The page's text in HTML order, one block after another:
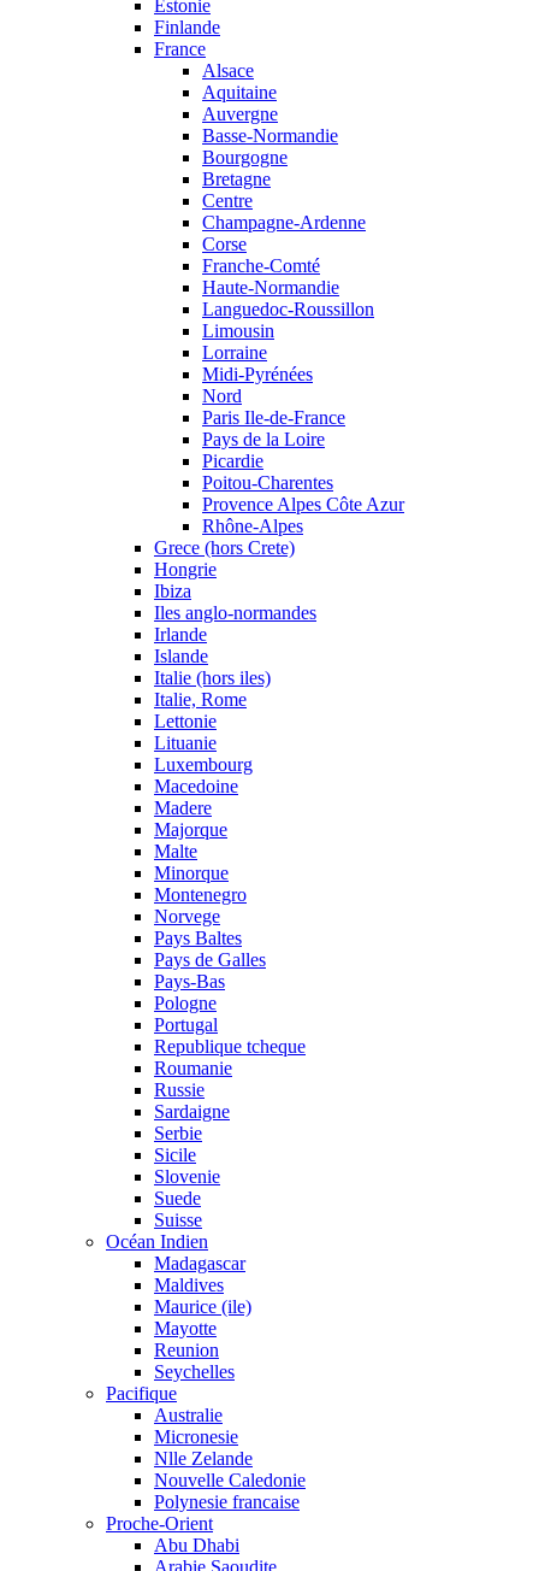
Estonie
Finlande
France
Alsace
Aquitaine
Auvergne
Basse-Normandie
Bourgogne
Bretagne
Centre
Champagne-Ardenne
Corse
Franche-Comté
Haute-Normandie
Languedoc-Roussillon
Limousin
Lorraine
Midi-Pyrénées
Nord
Paris Ile-de-France
Pays de la Loire
Picardie
Poitou-Charentes
Provence Alpes Côte Azur
Rhône-Alpes
Grece (hors Crete)
Hongrie
Ibiza
Iles anglo-normandes
Irlande
Islande
Italie (hors iles)
Italie, Rome
Lettonie
Lituanie
Luxembourg
Macedoine
Madere
Majorque
Malte
Minorque
Montenegro
Norvege
Pays Baltes
Pays de Galles
Pays-Bas
Pologne
Portugal
Republique tcheque
Roumanie
Russie
Sardaigne
Serbie
Sicile
Slovenie
Suede
Suisse
Océan Indien
Madagascar
Maldives
Maurice (ile)
Mayotte
Reunion
Seychelles
Pacifique
Australie
Micronesie
Nlle Zelande
Nouvelle Caledonie
Polynesie francaise
Proche-Orient
Abu Dhabi
Arabie Saoudite